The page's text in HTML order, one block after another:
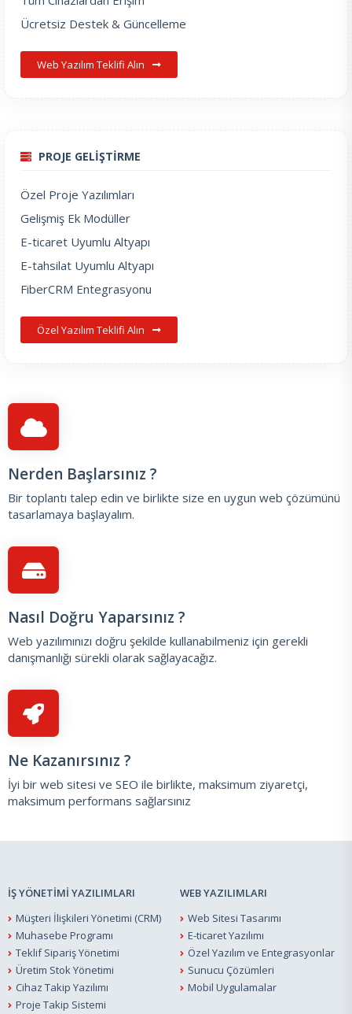
Ücretsiz Destek & Güncelleme
Web Yazılım Teklifi Alın
PROJE GELİŞTİRME
Özel Proje Yazılımları
Gelişmiş Ek Modüller
E-ticaret Uyumlu Altyapı
E-tahsilat Uyumlu Altyapı
FiberCRM Entegrasyonu
Özel Yazılım Teklifi Alın
Nerden Başlarsınız ?
Bir toplantı talep edin ve birlikte size en uygun web çözümünü
tasarlamaya başlayalım.
Nasıl Doğru Yaparsınız ?
Web yazılımınızı doğru şekilde kullanabilmeniz için gerekli
danışmanlığı sürekli olarak sağlayacağız.
Ne Kazanırsınız ?
İyi bir web sitesi ve SEO ile birlikte, maksimum ziyaretçi,
maksimum performans sağlarsınız
İŞ YÖNETİMİ YAZILIMLARI
Müşteri İlişkileri Yönetimi (CRM)
Muhasebe Programı
Teklif Sipariş Yönetimi
Üretim Stok Yönetimi
Cihaz Takip Yazılımı
Proje Takip Sistemi
WEB YAZILIMLARI
Web Sitesi Tasarımı
E-ticaret Yazılımı
Özel Yazılım ve Entegrasyonlar
Sunucu Çözümleri
Mobil Uygulamalar